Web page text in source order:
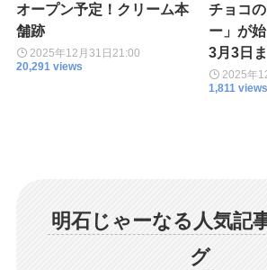
オープン予定！クリーム本
舗跡
2025年12月31日 21:00
20,291 views
チョコ
ー」が
3月3日
2025年
1,811 views
明石じゃーなる人気記
グ